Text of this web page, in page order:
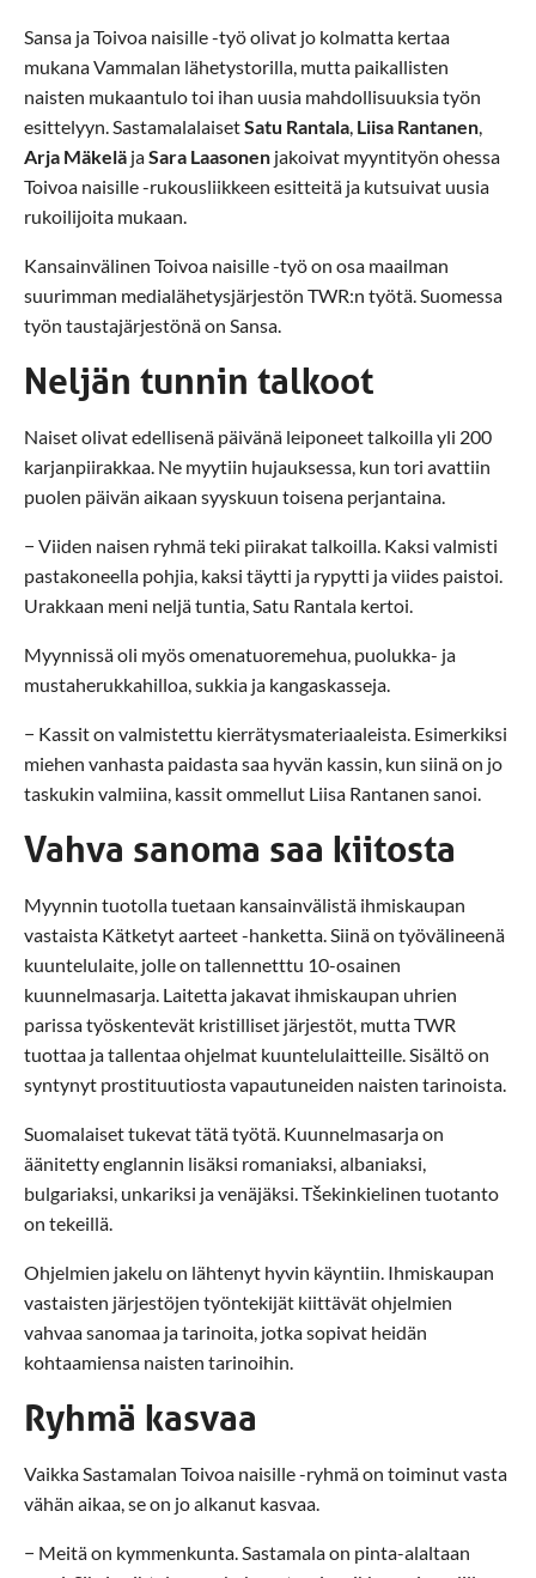
Sansa ja Toivoa naisille -työ olivat jo kolmatta kertaa
mukana Vammalan lähetystorilla, mutta paikallisten
naisten mukaantulo toi ihan uusia mahdollisuuksia työn
esittelyyn. SastamalalaisetSatu Rantala, Liisa Rantanen,
Arja Mäkelä jaSara Laasonen jakoivat myyntityön ohessa
Toivoa naisille -rukousliikkeen esitteitä ja kutsuivat uusia
rukoilijoita mukaan.
Kansainvälinen Toivoa naisille -työ on osa maailman
suurimman medialähetysjärjestön TWR:n työtä. Suomessa
työn taustajärjestönä on Sansa.
Neljän tunnin talkoot
Naiset olivat edellisenä päivänä leiponeet talkoilla yli 200
karjanpiirakkaa. Ne myytiin hujauksessa, kun tori avattiin
puolen päivän aikaan syyskuun toisena perjantaina.
− Viiden naisen ryhmä teki piirakat talkoilla. Kaksi valmisti
pastakoneella pohjia, kaksi täytti ja rypytti ja viides paistoi.
Urakkaan meni neljä tuntia, Satu Rantala kertoi.
Myynnissä oli myös omenatuoremehua, puolukka- ja
mustaherukkahilloa, sukkia ja kangaskasseja.
− Kassit on valmistettu kierrätysmateriaaleista. Esimerkiksi
miehen vanhasta paidasta saa hyvän kassin, kun siinä on jo
taskukin valmiina, kassit ommellut Liisa Rantanen sanoi.
Vahva sanoma saa kiitosta
Myynnin tuotolla tuetaan kansainvälistä ihmiskaupan
vastaista Kätketyt aarteet -hanketta. Siinä on työvälineenä
kuuntelulaite, jolle on tallennetttu 10-osainen
kuunnelmasarja. Laitetta jakavat ihmiskaupan uhrien
parissa työskentevät kristilliset järjestöt, mutta TWR
tuottaa ja tallentaa ohjelmat kuuntelulaitteille. Sisältö on
syntynyt prostituutiosta vapautuneiden naisten tarinoista.
Suomalaiset tukevat tätä työtä. Kuunnelmasarja on
äänitetty englannin lisäksi romaniaksi, albaniaksi,
bulgariaksi, unkariksi ja venäjäksi. Tšekinkielinen tuotanto
on tekeillä.
Ohjelmien jakelu on lähtenyt hyvin käyntiin. Ihmiskaupan
vastaisten järjestöjen työntekijät kiittävät ohjelmien
vahvaa sanomaa ja tarinoita, jotka sopivat heidän
kohtaamiensa naisten tarinoihin.
Ryhmä kasvaa
Vaikka Sastamalan Toivoa naisille -ryhmä on toiminut vasta
vähän aikaa, se on jo alkanut kasvaa.
− Meitä on kymmenkunta. Sastamala on pinta-alaltaan